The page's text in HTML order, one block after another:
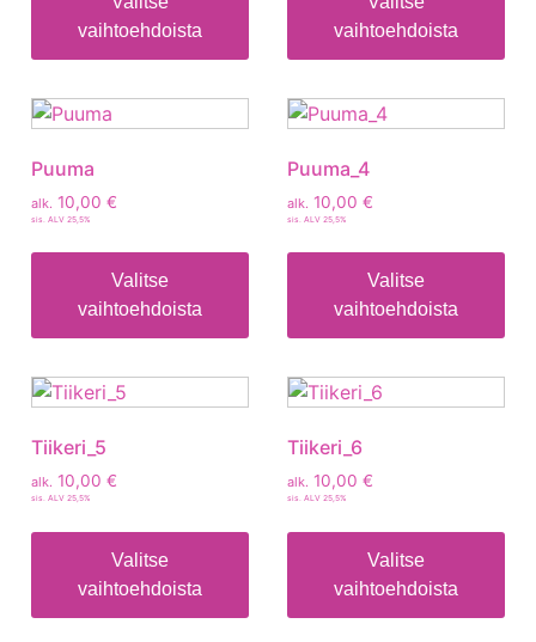
vaihtoehdoista
vaihtoehdoista
Puuma
alk. 10,00 €
sis. ALV 25,5%
Valitse
vaihtoehdoista
Puuma_4
alk. 10,00 €
sis. ALV 25,5%
Valitse
vaihtoehdoista
Tiikeri_5
alk. 10,00 €
sis. ALV 25,5%
Valitse
vaihtoehdoista
Tiikeri_6
alk. 10,00 €
sis. ALV 25,5%
Valitse
vaihtoehdoista